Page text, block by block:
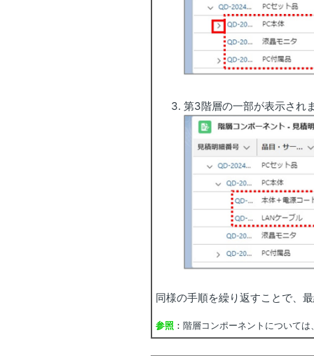
第3階層の一部が表示され
同様の手順を繰り返すことで、
参照 ：階層コンポーネントについて